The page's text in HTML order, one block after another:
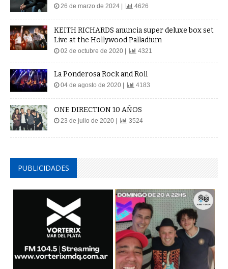
26 de marzo de 2024 | 4626
KEITH RICHARDS anuncia super deluxe box set
Live at the Hollywood Palladium
02 de octubre de 2020 | 4321
La Ponderosa Rock and Roll
04 de agosto de 2020 | 4183
ONE DIRECTION 10 AÑOS
23 de julio de 2020 | 3524
PUBLICIDADES